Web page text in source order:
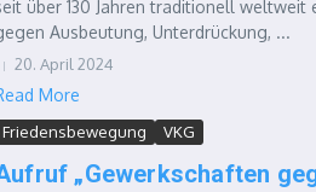
über 130 Jahren traditionell
Ausbeutung, Unterdrückung, ...
20. April 2024
More
Friedensbewegung VKG
„Gewerkschaften